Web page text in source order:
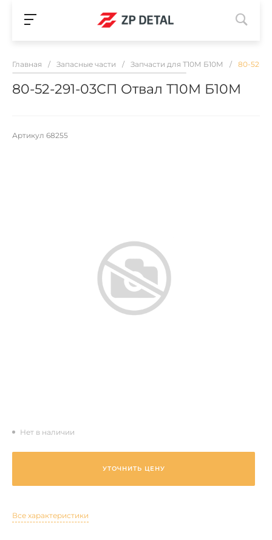
Главная / Запасные части / Запчасти для Т10М Б10М / 80-52-
80-52-291-03СП Отвал Т10М Б10М
Артикул 68255
Нет в наличии
УТОЧНИТЬ ЦЕНУ
Все характеристики